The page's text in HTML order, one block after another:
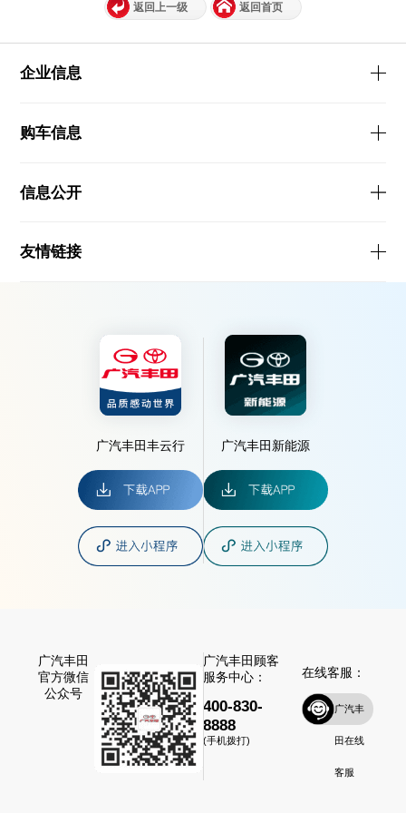
返回上一级 返回首页
企业信息
购车信息
信息公开
友情链接
广汽丰田丰云行 广汽丰田新能源
广汽丰田
官方微信
公众号
广汽丰田顾客
服务中心：
400-830-
8888
(手机拨打)
在线客服：
广汽丰
田在线
客服